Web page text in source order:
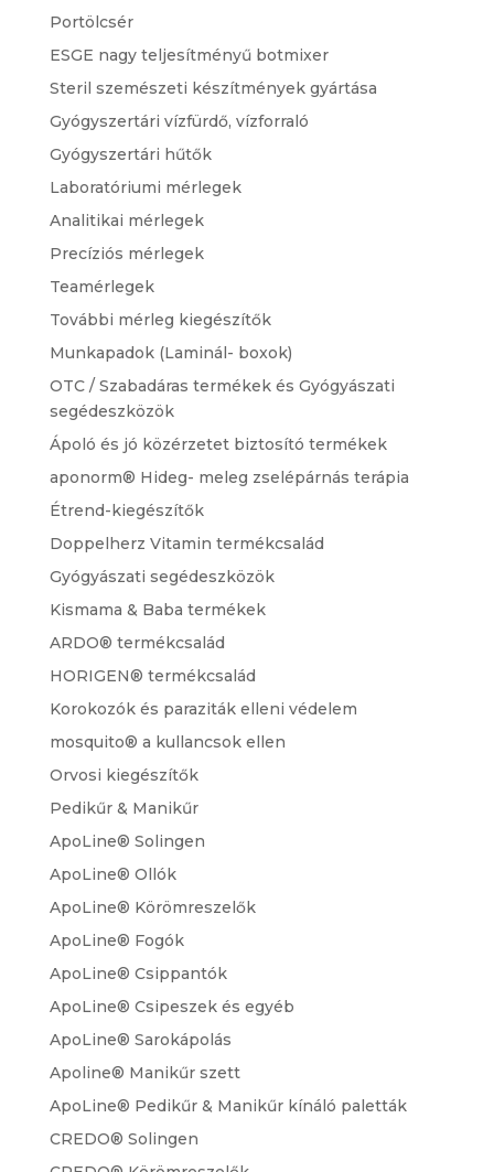
Portölcsér
ESGE nagy teljesítményű botmixer
Steril szemészeti készítmények gyártása
Gyógyszertári vízfürdő, vízforraló
Gyógyszertári hűtők
Laboratóriumi mérlegek
Analitikai mérlegek
Precíziós mérlegek
Teamérlegek
További mérleg kiegészítők
Munkapadok (Laminál- boxok)
OTC / Szabadáras termékek és Gyógyászati
segédeszközök
Ápoló és jó közérzetet biztosító termékek
aponorm® Hideg- meleg zselépárnás terápia
Étrend-kiegészítők
Doppelherz Vitamin termékcsalád
Gyógyászati segédeszközök
Kismama & Baba termékek
ARDO® termékcsalád
HORIGEN® termékcsalád
Korokozók és paraziták elleni védelem
mosquito® a kullancsok ellen
Orvosi kiegészítők
Pedikűr & Manikűr
ApoLine® Solingen
ApoLine® Ollók
ApoLine® Körömreszelők
ApoLine® Fogók
ApoLine® Csippantók
ApoLine® Csipeszek és egyéb
ApoLine® Sarokápolás
Apoline® Manikűr szett
ApoLine® Pedikűr & Manikűr kínáló paletták
CREDO® Solingen